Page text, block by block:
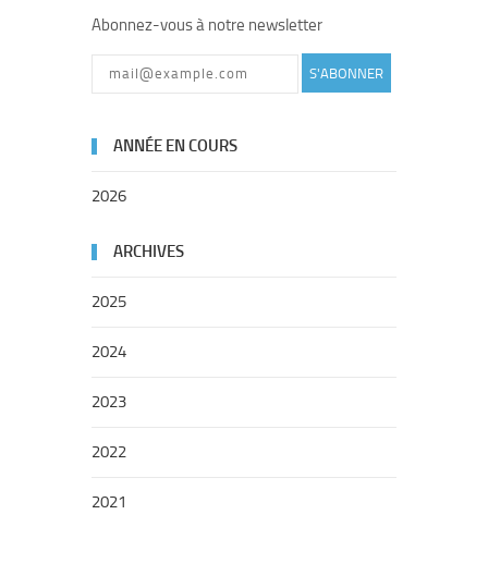
Abonnez-vous à notre newsletter
S'ABONNER
ANNÉE EN COURS
2026
ARCHIVES
2025
2024
2023
2022
2021